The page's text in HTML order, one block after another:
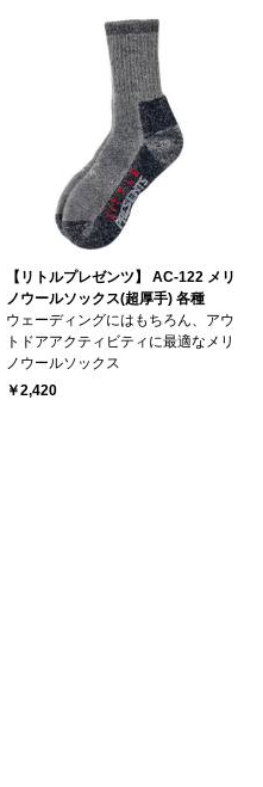
【リトルプレゼンツ】 AC-122 メリ
ノウールソックス(超厚手) 各種
ウェーディングにはもちろん、アウ
トドアアクティビティに最適なメリ
ノウールソックス
￥2,420